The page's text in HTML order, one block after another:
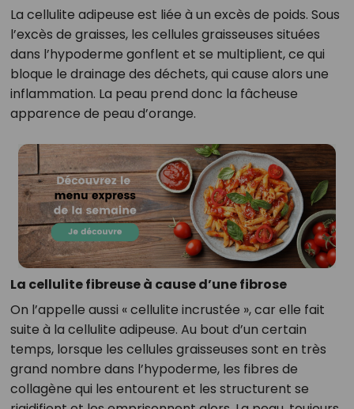
La cellulite adipeuse est liée à un excès de poids. Sous
l’excès de graisses, les cellules graisseuses situées
dans l’hypoderme gonflent et se multiplient, ce qui
bloque le drainage des déchets, qui cause alors une
inflammation. La peau prend donc la fâcheuse
apparence de peau d’orange.
La cellulite fibreuse à cause d’une fibrose
On l’appelle aussi « cellulite incrustée », car elle fait
suite à la cellulite adipeuse. Au bout d’un certain
temps, lorsque les cellules graisseuses sont en très
grand nombre dans l’hypoderme, les fibres de
collagène qui les entourent et les structurent se